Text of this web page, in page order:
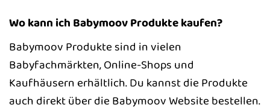
Wo kann ich Babymoov Produkte kaufen?
Babymoov Produkte sind in vielen
Babyfachmärkten, Online-Shops und
Kaufhäusern erhältlich. Du kannst die Produkte
auch direkt über die Babymoov Website bestellen.